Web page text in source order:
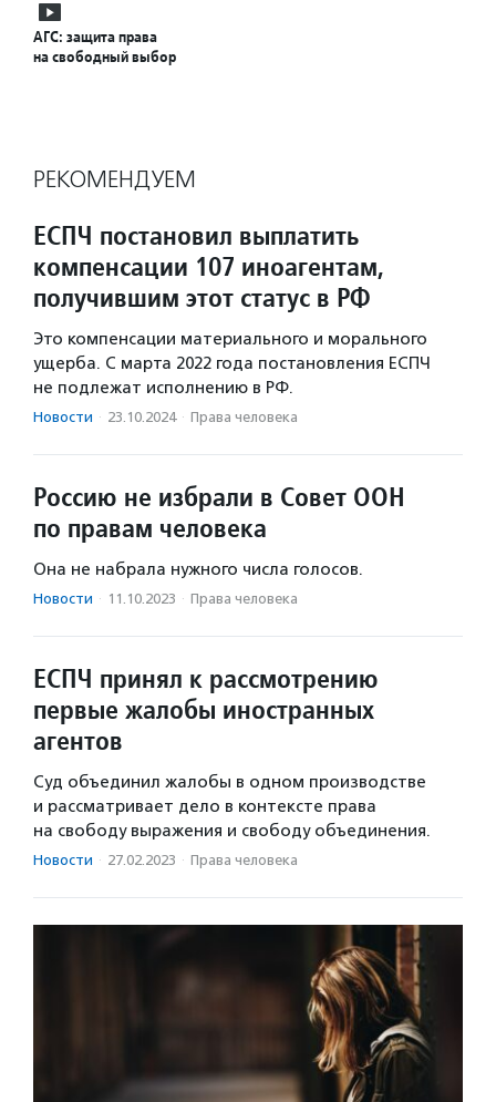
АГС: защита права
на свободный выбор
РЕКОМЕНДУЕМ
ЕСПЧ постановил выплатить
компенсации 107 иноагентам,
получившим этот статус в РФ
Это компенсации материального и морального
ущерба. С марта 2022 года постановления ЕСПЧ
не подлежат исполнению в РФ.
Новости · 23.10.2024 · Права человека
Россию не избрали в Совет ООН
по правам человека
Она не набрала нужного числа голосов.
Новости · 11.10.2023 · Права человека
ЕСПЧ принял к рассмотрению
первые жалобы иностранных
агентов
Суд объединил жалобы в одном производстве
и рассматривает дело в контексте права
на свободу выражения и свободу объединения.
Новости · 27.02.2023 · Права человека